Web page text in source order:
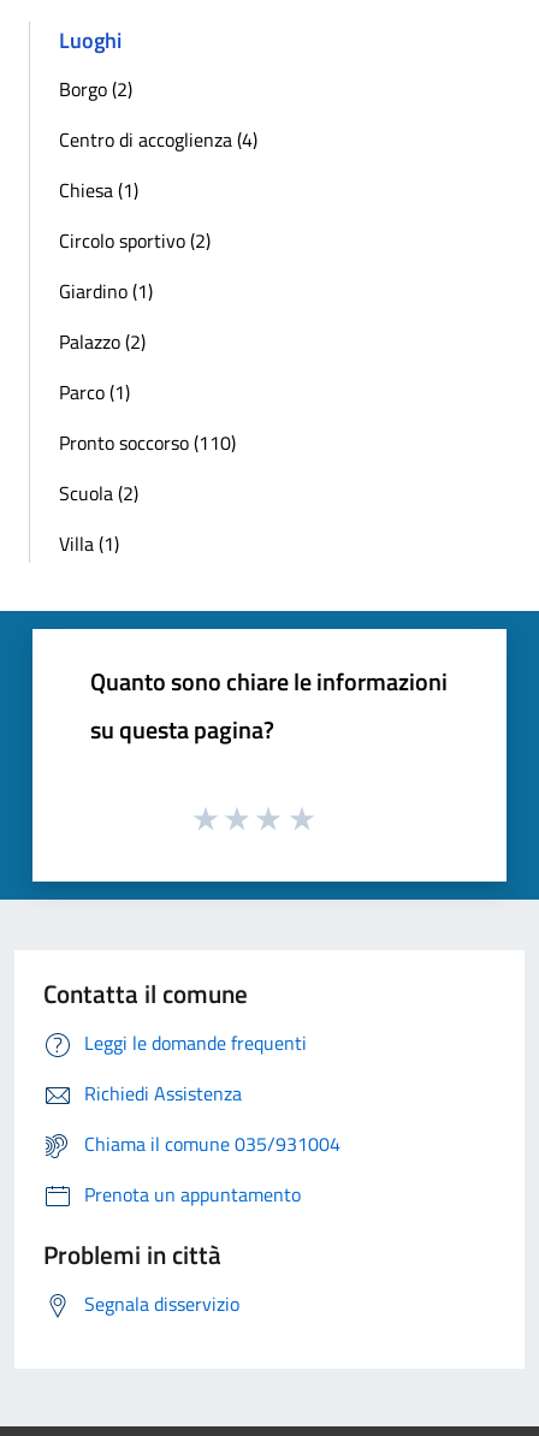
Luoghi
Borgo (2)
Centro di accoglienza (4)
Chiesa (1)
Circolo sportivo (2)
Giardino (1)
Palazzo (2)
Parco (1)
Pronto soccorso (110)
Scuola (2)
Villa (1)
Quanto sono chiare le informazioni
su questa pagina?
Contatta il comune
Leggi le domande frequenti
Richiedi Assistenza
Chiama il comune 035/931004
Prenota un appuntamento
Problemi in città
Segnala disservizio